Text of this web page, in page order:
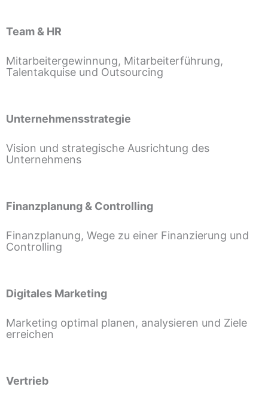
Team & HR
Mitarbeitergewinnung, Mitarbeiterführung,
Talentakquise und Outsourcing
Unternehmensstrategie
Vision und strategische Ausrichtung des
Unternehmens
Finanzplanung & Controlling
Finanzplanung, Wege zu einer Finanzierung und
Controlling
Digitales Marketing
Marketing optimal planen, analysieren und Ziele
erreichen
Vertrieb